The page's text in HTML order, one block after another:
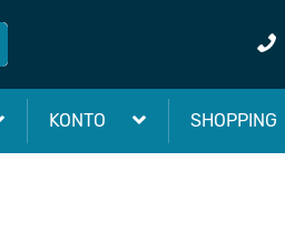
KONTO SHOPPING